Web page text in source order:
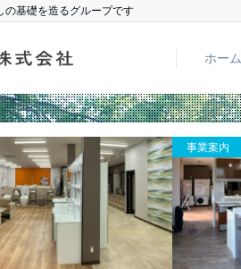
の基礎を造るグループです
ホーム